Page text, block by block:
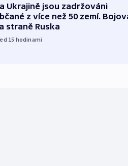
Ukrajině jsou zadržováni
z více než 50 zemí.
straně Ruska
15 hodinami